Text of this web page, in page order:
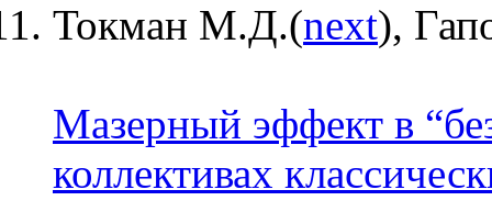
Токман М.Д.(next),
Мазерный эффект в
коллективах